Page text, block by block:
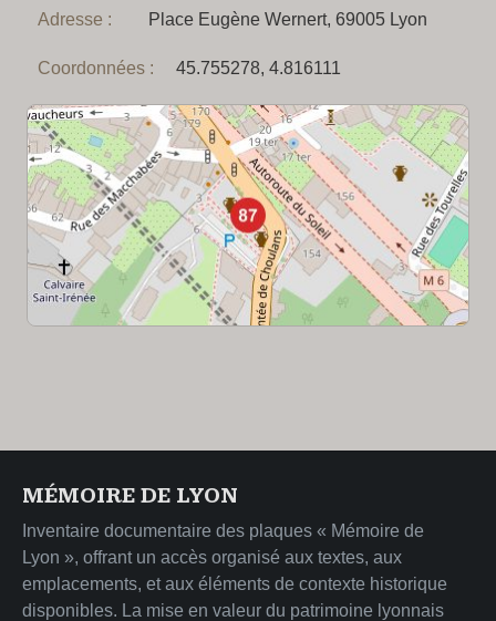
Adresse : Place Eugène Wernert, 69005 Lyon
Coordonnées : 45.755278, 4.816111
MÉMOIRE DE LYON
Inventaire documentaire des plaques « Mémoire de
Lyon », offrant un accès organisé aux textes, aux
emplacements, et aux éléments de contexte historique
disponibles. La mise en valeur du patrimoine lyonnais